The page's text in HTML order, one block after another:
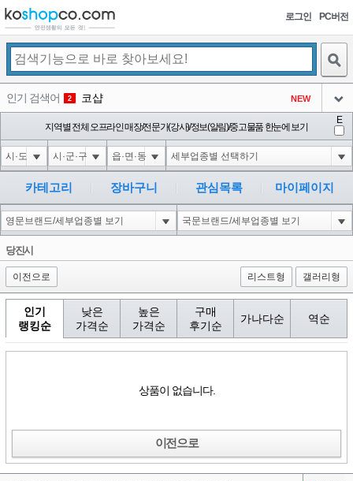
로그인 PC버전
인기 검색어 2 코샵 NEW
3 익스
아이콘
4 미끄럼방지
아이콘
5 대성설렁탕
아이콘
-16
6 1'"
아이콘
0
1
지역별 전체 오프라인 매장/전문가(강사)/정보(알림)/중고물품 한눈에 보기
E
카테고리 장바구니 관심목록 마이페이지
당진시
이전으로 리스트형 갤러리형
인기
랭킹순
낮은
가격순
높은
가격순
구매
후기순
가나다순 역순
상품이 없습니다.
이전으로